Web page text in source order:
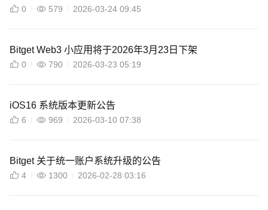
0 579 2026-03-24 09:45
Bitget Web3 小应用将于2026年3月23日下架
0 790 2026-03-23 05:19
iOS16 系统版本更新公告
6 969 2026-03-10 07:38
Bitget 关于统一账户系统升级的公告
4 1300 2026-02-28 03:16